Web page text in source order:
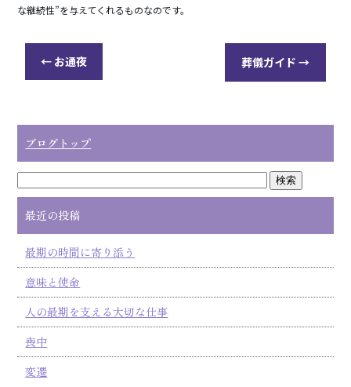
な継続性”を与えてくれるものなのです。
← お通夜 葬儀ガイド →
ブログトップ
最近の投稿
最期の時間に寄り添う
意味と使命
人の最期を支える大切な仕事
喪中
変遷